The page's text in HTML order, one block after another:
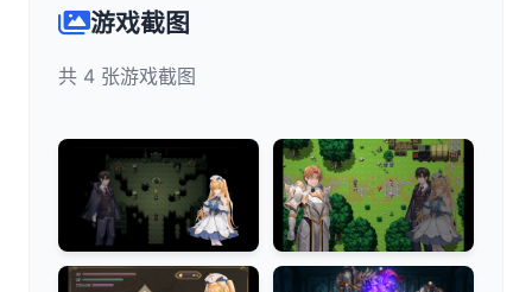
游戏截图
共 4 张游戏截图